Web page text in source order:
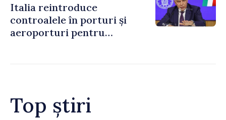
Italia reintroduce
controalele în porturi și
aeroporturi pentru
Top știri